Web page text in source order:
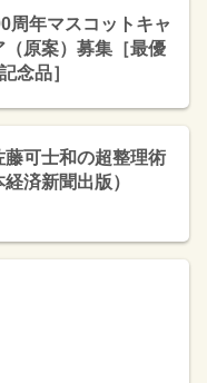
周年マスコットキャ
原案）募集［最優
念品］
藤可士和の超整理術
済新聞出版）